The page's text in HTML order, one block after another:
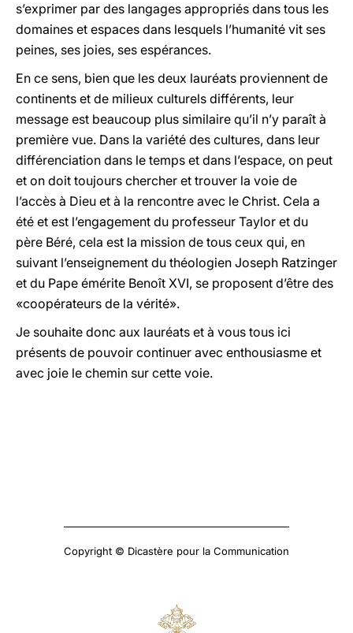
s’exprimer par des langages appropriés dans tous les
domaines et espaces dans lesquels l’humanité vit ses
peines, ses joies, ses espérances.
En ce sens, bien que les deux lauréats proviennent de
continents et de milieux culturels différents, leur
message est beaucoup plus similaire qu’il n’y paraît à
première vue. Dans la variété des cultures, dans leur
différenciation dans le temps et dans l’espace, on peut
et on doit toujours chercher et trouver la voie de
l’accès à Dieu et à la rencontre avec le Christ. Cela a
été et est l’engagement du professeur Taylor et du
père Béré, cela est la mission de tous ceux qui, en
suivant l’enseignement du théologien Joseph Ratzinger
et du Pape émérite Benoît XVI, se proposent d’être des
«coopérateurs de la vérité».
Je souhaite donc aux lauréats et à vous tous ici
présents de pouvoir continuer avec enthousiasme et
avec joie le chemin sur cette voie.
Copyright © Dicastère pour la Communication